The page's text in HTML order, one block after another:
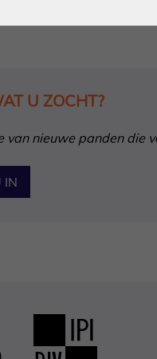
U ZOCHT?
nieuwe panden die
IN